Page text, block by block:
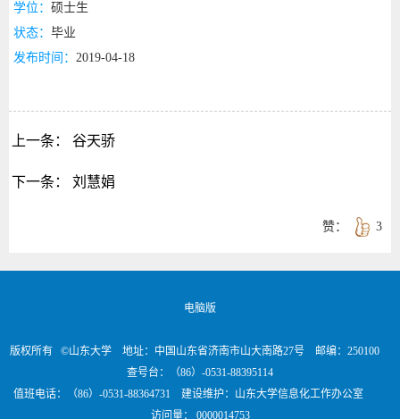
学位： 硕士生
状态： 毕业
发布时间： 2019-04-18
上一条： 谷天骄
下一条： 刘慧娟
3
赞：
电脑版
版权所有 ©山东大学 地址：中国山东省济南市山大南路27号 邮编：250100
查号台：（86）-0531-88395114
值班电话：（86）-0531-88364731 建设维护：山东大学信息化工作办公室
访问量： 0000014753